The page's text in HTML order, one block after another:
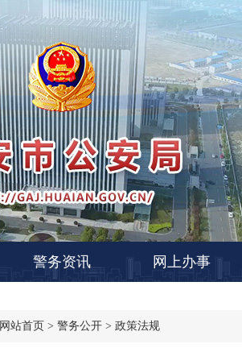
警务资讯 网上办事
网站首页 > 警务公开 > 政策法规